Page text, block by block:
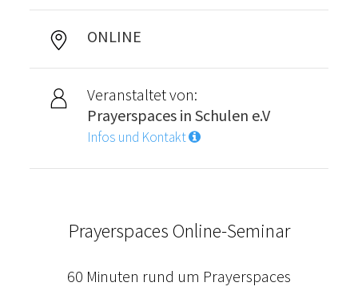
ONLINE
Veranstaltet von:
Prayerspaces in Schulen e.V
Infos und Kontakt
Prayerspaces Online-Seminar
60 Minuten rund um Prayerspaces